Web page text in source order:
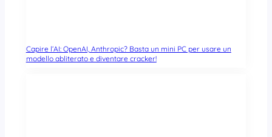
Capire l’AI: OpenAI, Anthropic? Basta un mini PC per usare un
modello abliterato e diventare cracker!